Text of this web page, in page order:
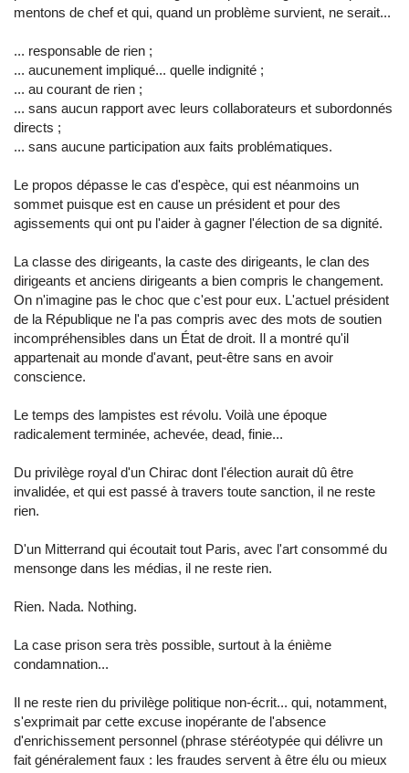
mentons de chef et qui, quand un problème survient, ne serait...
... responsable de rien ;
... aucunement impliqué... quelle indignité ;
... au courant de rien ;
... sans aucun rapport avec leurs collaborateurs et subordonnés
directs ;
... sans aucune participation aux faits problématiques.
Le propos dépasse le cas d'espèce, qui est néanmoins un
sommet puisque est en cause un président et pour des
agissements qui ont pu l'aider à gagner l'élection de sa dignité.
La classe des dirigeants, la caste des dirigeants, le clan des
dirigeants et anciens dirigeants a bien compris le changement.
On n'imagine pas le choc que c'est pour eux. L'actuel président
de la République ne l'a pas compris avec des mots de soutien
incompréhensibles dans un État de droit. Il a montré qu'il
appartenait au monde d'avant, peut-être sans en avoir
conscience.
Le temps des lampistes est révolu. Voilà une époque
radicalement terminée, achevée, dead, finie...
Du privilège royal d'un Chirac dont l'élection aurait dû être
invalidée, et qui est passé à travers toute sanction, il ne reste
rien.
D'un Mitterrand qui écoutait tout Paris, avec l'art consommé du
mensonge dans les médias, il ne reste rien.
Rien. Nada. Nothing.
La case prison sera très possible, surtout à la énième
condamnation...
Il ne reste rien du privilège politique non-écrit... qui, notamment,
s'exprimait par cette excuse inopérante de l'absence
d'enrichissement personnel (phrase stéréotypée qui délivre un
fait généralement faux : les fraudes servent à être élu ou mieux